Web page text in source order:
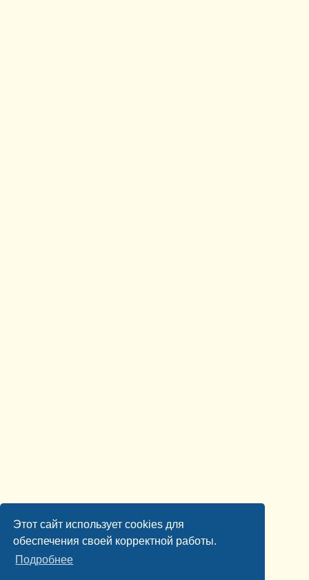
Этот сайт использует cookies для
обеспечения своей корректной работы.
Подробнее